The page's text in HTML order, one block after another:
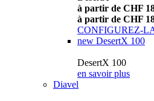
à partir de CHF
à partir de CHF
CONFIGUREZ-
new DesertX 100
DesertX 100
en savoir plus
Diavel